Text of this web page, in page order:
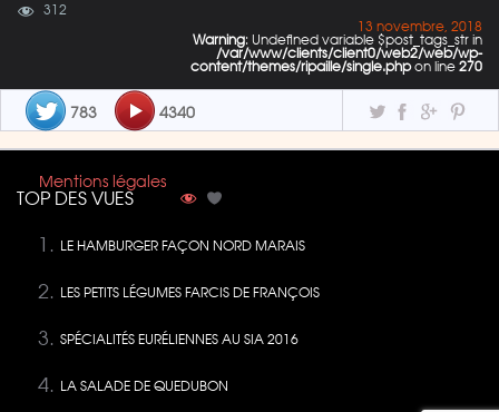
312
13 novembre, 2018
Warning: Undefined variable $post_tags_str in
/var/www/clients/client0/web2/web/wp-
content/themes/ripaille/single.phpon line 270
783 4340
Mentions légales
TOP DES VUES
LE HAMBURGER FAÇON NORD MARAIS
LES PETITS LÉGUMES FARCIS DE FRANÇOIS
SPÉCIALITÉS EURÉLIENNES AU SIA 2016
LA SALADE DE QUEDUBON